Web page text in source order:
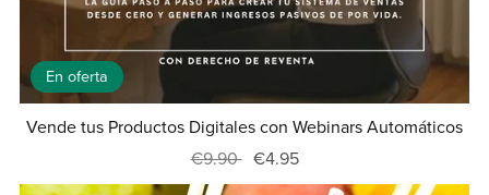
En oferta
Vende tus Productos Digitales con Webinars Automáticos
€9.90 €4.95